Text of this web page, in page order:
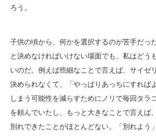
ろう。
子供の頃から、何かを選択するのが苦手だっ
と決めなければいけない場面でも、私はどう
いのだ。例えば些細なことで言えば、サイゼ
決められなくて、「やっぱりあっちにすれば
しまう可能性を減らすためにノリで毎回タラ
を頼んでいたし、もっと大きなことで言えば
別れできたことがほとんどない。「別れよう